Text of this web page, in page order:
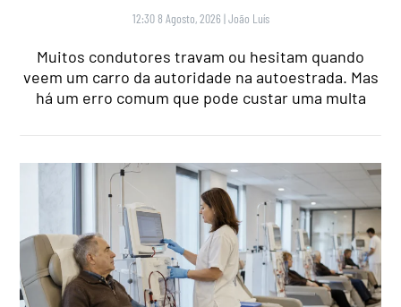
12:30 8 Agosto, 2026 |João Luís
Muitos condutores travam ou hesitam quando
veem um carro da autoridade na autoestrada. Mas
há um erro comum que pode custar uma multa